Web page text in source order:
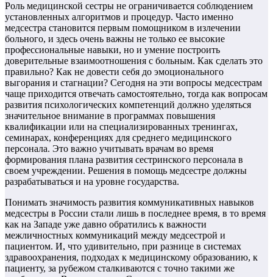
Роль медицинской сестры не ограничивается соблюдением
установленных алгоритмов и процедур. Часто именно
медсестра становится первым помощником в излечении
больного, и здесь очень важны не только ее высокие
профессиональные навыки, но и умение построить
доверительные взаимоотношения с больным. Как сделать это
правильно? Как не довести себя до эмоционального
выгорания и стагнации? Сегодня на эти вопросы медсестрам
чаще приходится отвечать самостоятельно, тогда как вопросам
развития психологических компетенций должно уделяться
значительное внимание в программах повышения
квалификации или на специализированных тренингах,
семинарах, конференциях для среднего медицинского
персонала. Это важно учитывать врачам во время
формирования плана развития сестринского персонала в
своем учреждении. Решения в помощь медсестре должны
разрабатываться и на уровне государства.
Понимать значимость развития коммуникативных навыков
медсестры в России стали лишь в последнее время, в то время
как на Западе уже давно обратились к важности
межличностных коммуникаций между медсестрой и
пациентом. И, что удивительно, при разнице в системах
здравоохранения, подходах к медицинскому образованию, к
пациенту, за рубежом сталкиваются с точно такими же